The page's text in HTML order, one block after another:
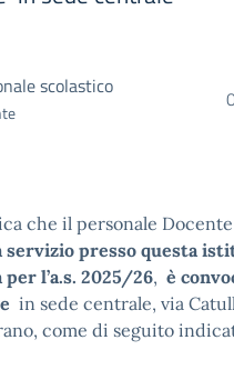
scolastico
che il personale
servizio presso questa
per l’a.s. 2025/26, è
in sede centrale, via
come di seguito